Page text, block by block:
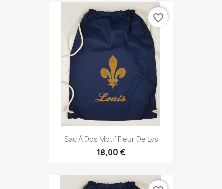
Sac À Dos Motif Fleur De Lys
18,00 €
favorite_border